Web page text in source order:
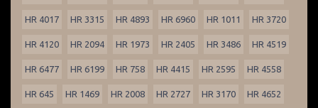
HR 4017 HR 3315 HR 4893 HR 6960 HR 1011 HR 3720
HR 4120 HR 2094 HR 1973 HR 2405 HR 3486 HR 4519
HR 6477 HR 6199 HR 758 HR 4415 HR 2595 HR 4558
HR 645 HR 1469 HR 2008 HR 2727 HR 3170 HR 4652